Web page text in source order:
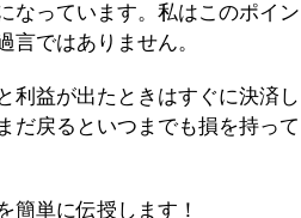
なっています。私はこのポイン
言ではありません。
利益が出たときはすぐに決済し
だ戻るといつまでも損を持って
簡単に伝授します！